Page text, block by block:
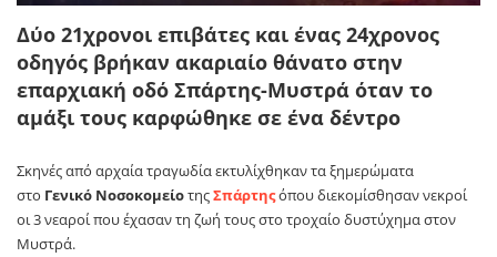
Δύο 21χρονοι επιβάτες και ένας 24χρονος
οδηγός βρήκαν ακαριαίο θάνατο στην
επαρχιακή οδό Σπάρτης-Μυστρά όταν το
αμάξι τους καρφώθηκε σε ένα δέντρο
Σκηνές από αρχαία τραγωδία εκτυλίχθηκαν τα ξημερώματα
στο Γενικό ΝοσοκομείοτηςΣπάρτηςόπου διεκομίσθησαν νεκροί
οι 3 νεαροί που έχασαν τη ζωή τους στο τροχαίο δυστύχημα στον
Μυστρά.